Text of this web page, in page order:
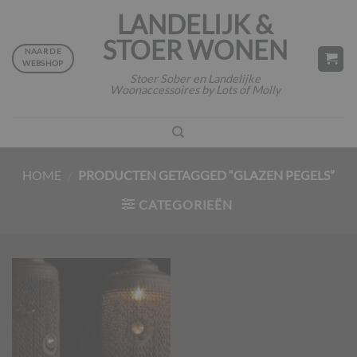
inhoud
LANDELIJK &
STOER WONEN
Stoer Sober en Landelijke
Woonaccessoires by Lots of Molly
NAAR DE
WEBSHOP
HOME
PRODUCTEN GETAGGED “GLAZEN PEGELS”
CATEGORIEËN